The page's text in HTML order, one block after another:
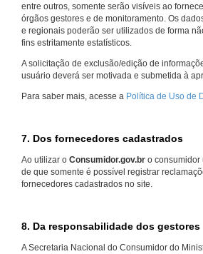
entre outros, somente serão visíveis ao
órgãos gestores e de monitoramento. Os
e regionais poderão ser utilizados de forma
fins estritamente estatísticos.
A solicitação de exclusão/edição de
usuário deverá ser motivada e submetida à
Para saber mais, acesse a Política de Uso de
7. Dos fornecedores cadastrados
Ao utilizar o Consumidor.gov.br o consumidor
de que somente é possível registrar
fornecedores cadastrados no site.
8. Da responsabilidade dos gestores
A Secretaria Nacional do Consumidor do